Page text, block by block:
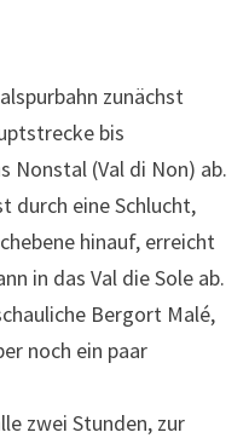
zunächst
bis
Nonstal (Val di Non) ab.
durch eine Schlucht,
hinauf, erreicht
in das Val die Sole ab.
Bergort Malé,
noch ein paar
zwei Stunden, zur